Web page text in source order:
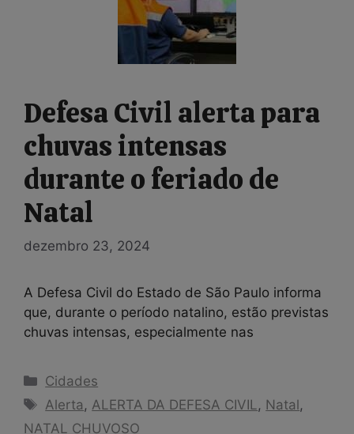
Defesa Civil alerta para
chuvas intensas
durante o feriado de
Natal
dezembro 23, 2024
A Defesa Civil do Estado de São Paulo informa
que, durante o período natalino, estão previstas
chuvas intensas, especialmente nas
Categorias
Cidades
Tags
Alerta , ALERTA DA DEFESA CIVIL , Natal,
NATAL CHUVOSO